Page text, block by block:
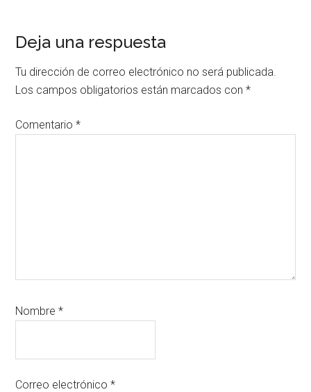
Interacciones
con
los
lectores
Deja una respuesta
Tu dirección de correo electrónico no será publicada.
Los campos obligatorios están marcados con*
Comentario*
Nombre*
Correo electrónico*